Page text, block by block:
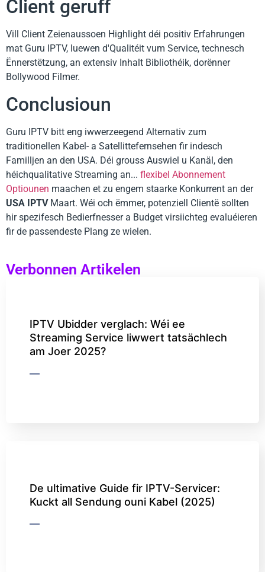
Client geruff
Vill Client Zeienaussoen Highlight déi positiv Erfahrungen
mat Guru IPTV, luewen d'Qualitéit vum Service, technesch
Ënnerstëtzung, an extensiv Inhalt Bibliothéik, dorënner
Bollywood Filmer.
Conclusioun
Guru IPTV bitt eng iwwerzeegend Alternativ zum
traditionellen Kabel- a Satellittefernsehen fir indesch
Familljen an den USA. Déi grouss Auswiel u Kanäl, den
héichqualitative Streaming an... flexibel Abonnement
Optiounen maachen et zu engem staarke Konkurrent an der
USA IPTVMaart. Wéi och ëmmer, potenziell Clientë sollten
hir spezifesch Bedierfnesser a Budget virsiichteg evaluéieren
fir de passendeste Plang ze wielen.
Verbonnen Artikelen
IPTV Ubidder verglach: Wéi ee
Streaming Service liwwert tatsächlech
am Joer 2025?
De ultimative Guide fir IPTV-Servicer:
Kuckt all Sendung ouni Kabel (2025)